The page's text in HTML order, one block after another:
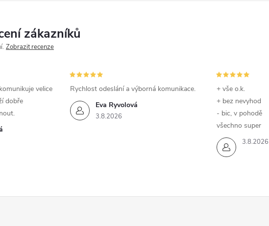
zákazníků
Zobrazit recenze
velice
dobře
Eva Ryvolová
3.8.2026
Rychlost odeslání a výborná komunikace.
3.8.2026
+ vše o.k.
+ bez nevyhod
- bic, v pohodě
všechno super